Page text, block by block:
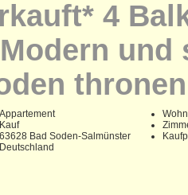
4
Appartement
Kauf
63628 Bad Soden-Salmünster
Deutschland